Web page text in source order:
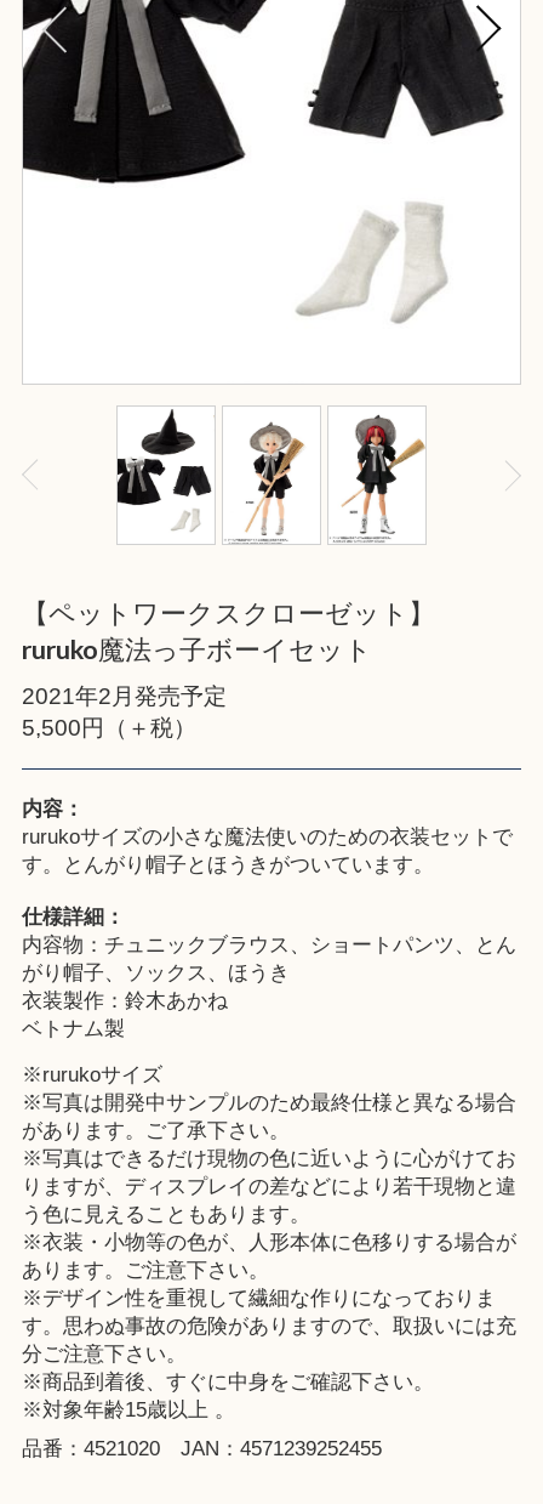
【ペットワークスクローゼット】
ruruko魔法っ子ボーイセット
2021年2月発売予定
5,500円（＋税）
内容：
rurukoサイズの小さな魔法使いのための衣装セットで
す。とんがり帽子とほうきがついています。
仕様詳細：
内容物：チュニックブラウス、ショートパンツ、とん
がり帽子、ソックス、ほうき
衣装製作：鈴木あかね
ベトナム製
※rurukoサイズ
※写真は開発中サンプルのため最終仕様と異なる場合
があります。ご了承下さい。
※写真はできるだけ現物の色に近いように心がけてお
りますが、ディスプレイの差などにより若干現物と違
う色に見えることもあります。
※衣装・小物等の色が、人形本体に色移りする場合が
あります。ご注意下さい。
※デザイン性を重視して繊細な作りになっておりま
す。思わぬ事故の危険がありますので、取扱いには充
分ご注意下さい。
※商品到着後、すぐに中身をご確認下さい。
※対象年齢15歳以上 。
品番：4521020 JAN：4571239252455